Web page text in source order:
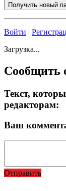
Войти |
Загрузка...
Сообщить
Текст,
редакторам:
Ваш
Отправить